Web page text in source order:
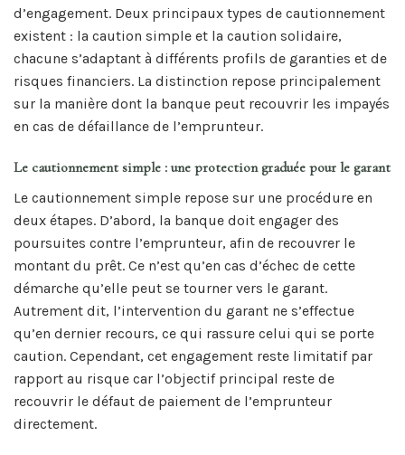
d’engagement. Deux principaux types de cautionnement
existent : la caution simple et la caution solidaire,
chacune s’adaptant à différents profils de garanties et de
risques financiers. La distinction repose principalement
sur la manière dont la banque peut recouvrir les impayés
en cas de défaillance de l’emprunteur.
Le cautionnement simple : une protection graduée pour le garant
Le cautionnement simple repose sur une procédure en
deux étapes. D’abord, la banque doit engager des
poursuites contre l’emprunteur, afin de recouvrer le
montant du prêt. Ce n’est qu’en cas d’échec de cette
démarche qu’elle peut se tourner vers le garant.
Autrement dit, l’intervention du garant ne s’effectue
qu’en dernier recours, ce qui rassure celui qui se porte
caution. Cependant, cet engagement reste limitatif par
rapport au risque car l’objectif principal reste de
recouvrir le défaut de paiement de l’emprunteur
directement.